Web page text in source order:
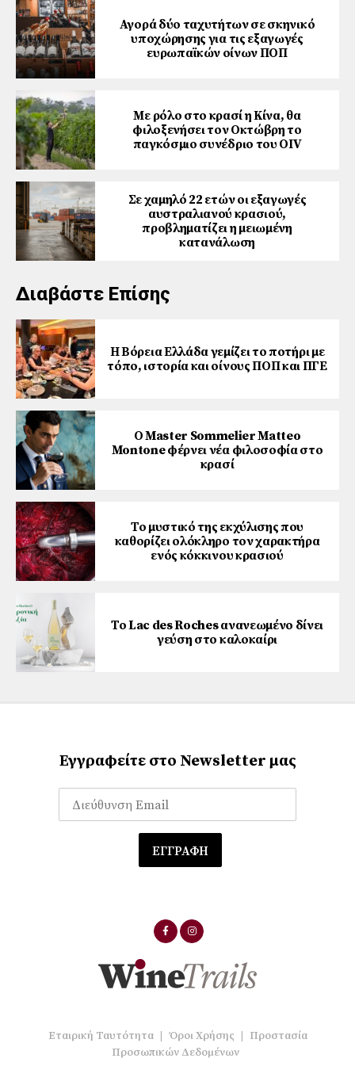
Αγορά δύο ταχυτήτων σε σκηνικό
υποχώρησης για τις εξαγωγές
ευρωπαϊκών οίνων ΠΟΠ
Με ρόλο στο κρασί η Κίνα, θα
φιλοξενήσει τον Οκτώβρη το
παγκόσμιο συνέδριο του ΟΙV
Σε χαμηλό 22 ετών οι εξαγωγές
αυστραλιανού κρασιού,
προβληματίζει η μειωμένη
κατανάλωση
Διαβάστε Επίσης
Η Βόρεια Ελλάδα γεμίζει το ποτήρι με
τόπο, ιστορία και οίνους ΠΟΠ και ΠΓΕ
Ο Master Sommelier Matteo
Montone φέρνει νέα φιλοσοφία στο
κρασί
Το μυστικό της εκχύλισης που
καθορίζει ολόκληρο τον χαρακτήρα
ενός κόκκινου κρασιού
Το Lac des Roches ανανεωμένο δίνει
γεύση στο καλοκαίρι
Εγγραφείτε στο Newsletter μας
Εταιρική Ταυτότητα | Όροι Χρήσης | Προστασία
Προσωπικών Δεδομένων